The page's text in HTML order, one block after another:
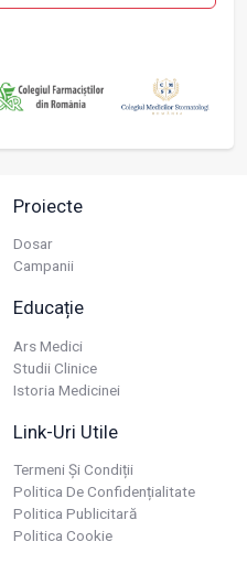
Proiecte
Dosar
Campanii
Educație
Ars Medici
Studii Clinice
Istoria Medicinei
Link-Uri Utile
Termeni Și Condiții
Politica De Confidențialitate
Politica Publicitară
Politica Cookie